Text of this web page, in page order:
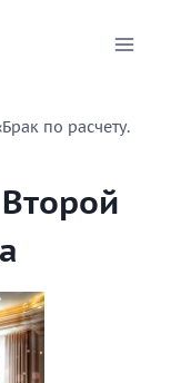
по расчету.